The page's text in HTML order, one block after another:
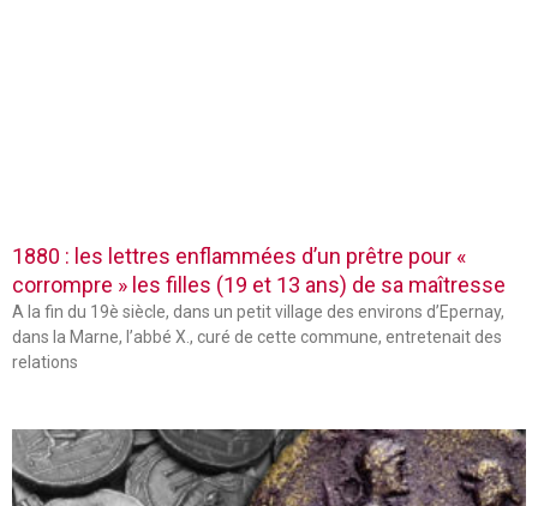
1880 : les lettres enflammées d’un prêtre pour «
corrompre » les filles (19 et 13 ans) de sa maîtresse
A la fin du 19è siècle, dans un petit village des environs d’Epernay,
dans la Marne, l’abbé X., curé de cette commune, entretenait des
relations